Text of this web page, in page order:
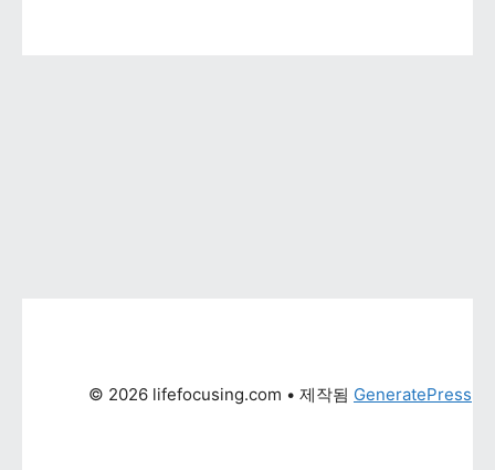
© 2026 lifefocusing.com • 제작됨 GeneratePress